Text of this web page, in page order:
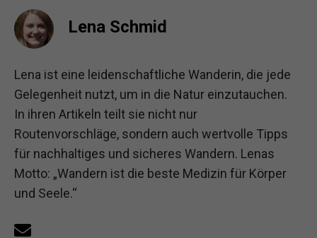
Lena Schmid
Lena ist eine leidenschaftliche Wanderin, die jede
Gelegenheit nutzt, um in die Natur einzutauchen.
In ihren Artikeln teilt sie nicht nur
Routenvorschläge, sondern auch wertvolle Tipps
für nachhaltiges und sicheres Wandern. Lenas
Motto: „Wandern ist die beste Medizin für Körper
und Seele.“